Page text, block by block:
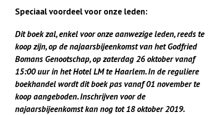
Speciaal voordeel voor onze leden:
Dit boek zal, enkel voor onze aanwezige leden, reeds te
koop zijn, op de najaarsbijeenkomst van het Godfried
Bomans Genootschap, op zaterdag 26 oktober vanaf
15:00 uur in het Hotel LM te Haarlem. In de reguliere
boekhandel wordt dit boek pas vanaf 01 november te
koop aangeboden. Inschrijven voor de
najaarsbijeenkomst kan nog tot 18 oktober 2019.